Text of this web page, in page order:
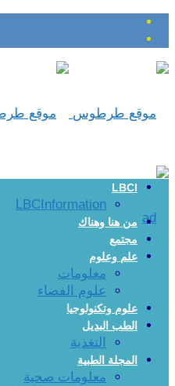
LBCI
LBCInformation
من هنا وهناك
مجتمع
علم وعلوم
معلومات
علوم الفضاء
علوم وتكنولوجيا
الطب البديل
التغذية
المجلة الطبية
معلومات صحية